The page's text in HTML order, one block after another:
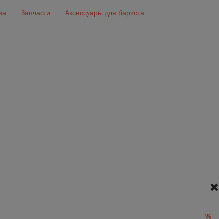
Запчасти Аксессуары для бариста
%